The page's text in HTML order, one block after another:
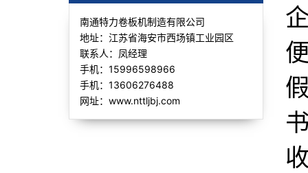
南通特力卷板机制造有限公司
地址：江苏省海安市西场镇工业园区
联系人：凤经理
手机：15996598966
手机：13606276488
网址：www.nttljbj.com